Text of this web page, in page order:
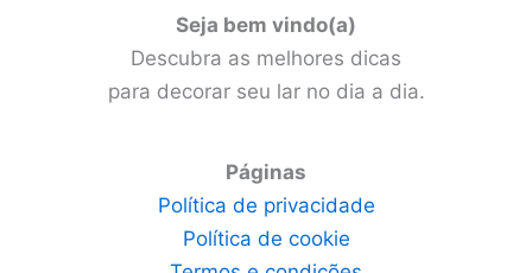
Seja bem vindo(a)
Descubra as melhores dicas
para decorar seu lar no dia a dia.
Páginas
Política de privacidade
Política de cookie